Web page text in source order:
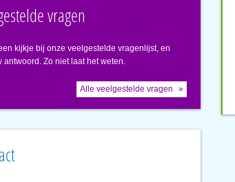
vragen
kijkje bij onze veelgestelde vragenlijst, en
antwoord. Zo niet laat het weten.
Alle veelgestelde vragen